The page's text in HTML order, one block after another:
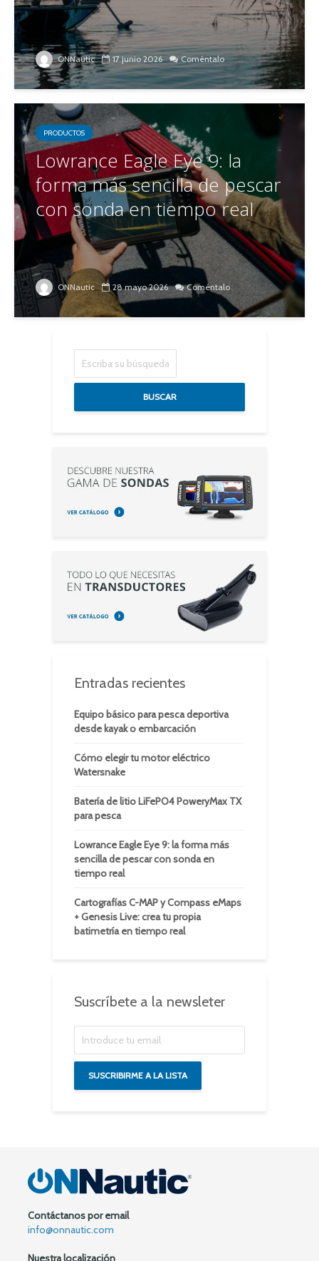
ONNautic 17 junio 2026 Coméntalo
PRODUCTOS
Lowrance Eagle Eye 9: la
forma más sencilla de pescar
con sonda en tiempo real
ONNautic 28 mayo 2026 Coméntalo
BUSCAR
Entradas recientes
Equipo básico para pesca deportiva
desde kayak o embarcación
Cómo elegir tu motor eléctrico
Watersnake
Batería de litio LiFePO4 PoweryMax TX
para pesca
Lowrance Eagle Eye 9: la forma más
sencilla de pescar con sonda en
tiempo real
Cartografías C-MAP y Compass eMaps
+ Genesis Live: crea tu propia
batimetría en tiempo real
Suscríbete a la newsleter
Contáctanos por email
info@onnautic.com
Nuestra localización